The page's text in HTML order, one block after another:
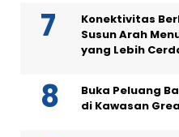
Konektivitas
Susun Arah
yang Lebih
Buka Peluang
di Kawasan